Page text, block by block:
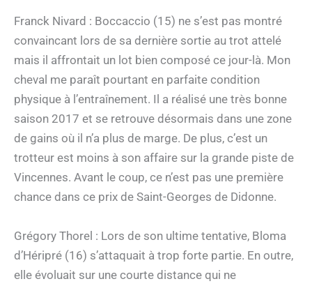
Franck Nivard : Boccaccio (15) ne s’est pas montré
convaincant lors de sa dernière sortie au trot attelé
mais il affrontait un lot bien composé ce jour-là. Mon
cheval me paraît pourtant en parfaite condition
physique à l’entraînement. Il a réalisé une très bonne
saison 2017 et se retrouve désormais dans une zone
de gains où il n’a plus de marge. De plus, c’est un
trotteur est moins à son affaire sur la grande piste de
Vincennes. Avant le coup, ce n’est pas une première
chance dans ce prix de Saint-Georges de Didonne.
Grégory Thorel : Lors de son ultime tentative, Bloma
d’Héripré (16) s’attaquait à trop forte partie. En outre,
elle évoluait sur une courte distance qui ne